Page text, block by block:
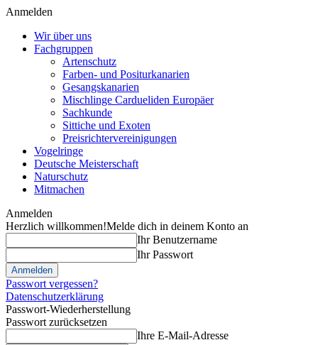
Anmelden
Wir über uns
Fachgruppen
Artenschutz
Farben- und Positurkanarien
Gesangskanarien
Mischlinge Cardueliden Europäer
Sachkunde
Sittiche und Exoten
Preisrichtervereinigungen
Vogelringe
Deutsche Meisterschaft
Naturschutz
Mitmachen
Anmelden
Herzlich willkommen!Melde dich in deinem Konto an
Ihr Benutzername
Ihr Passwort
Passwort vergessen?
Datenschutzerklärung
Passwort-Wiederherstellung
Passwort zurücksetzen
Ihre E-Mail-Adresse